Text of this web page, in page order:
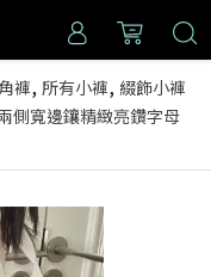
褲, 所有小褲, 綴飾小褲
側寬邊鑲精緻亮鑽字母